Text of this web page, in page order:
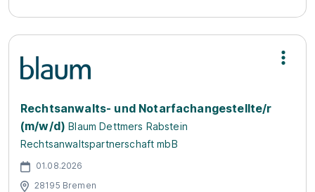
Rechtsanwalts- und Notarfachangestellte/r
(m/w/d) Blaum Dettmers Rabstein
Rechtsanwaltspartnerschaft mbB
01.08.2026
28195 Bremen